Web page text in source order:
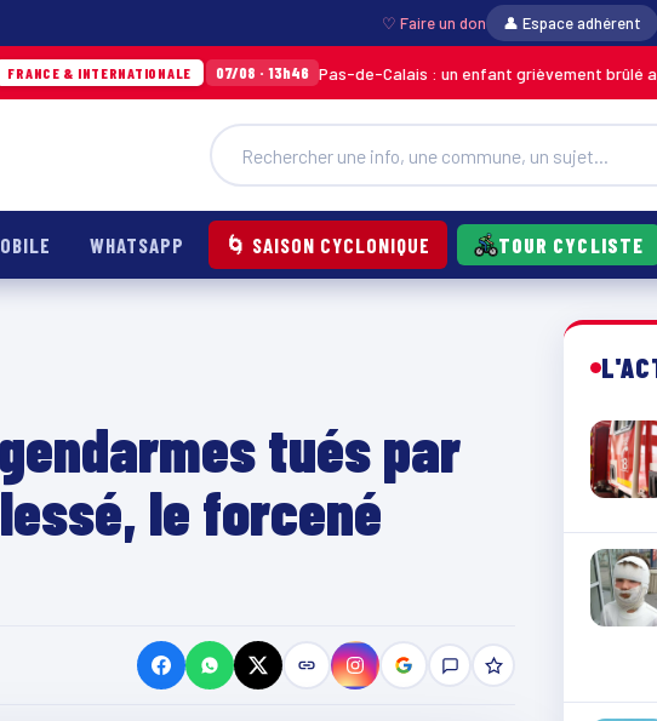
♡ Faire un don 👤 Espace adhérent
07/08 · 13h46 Pas-de-Calais : un enfant grièvement brûlé après
WHATSAPP 🌀 SAISON CYCLONIQUE TOUR CYCLISTE
tués par
le forcené